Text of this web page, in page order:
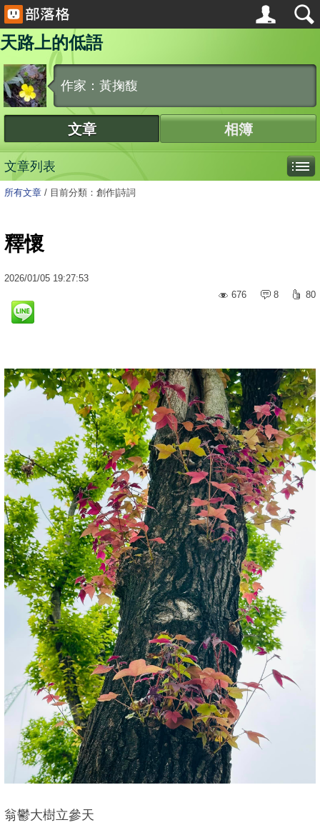
天路上的低語
作家：黃掬馥
文章 相簿
文章列表
所有文章 / 目前分類：創作|詩詞
釋懷
2026/01/05 19:27:53
676
8 80
翁鬱大樹立參天